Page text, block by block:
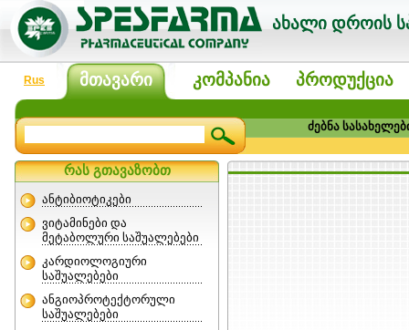
ახალი დროის
Rus მთავარი კომპანია პროდუქცია
ძებნა
რას გთავაზობთ
ანტიბიოტიკები
ვიტამინები და
მეტაბოლური საშუალებები
კარდიოლოგიური
საშუალებები
ანგიოპროტექტორული
საშუალებები